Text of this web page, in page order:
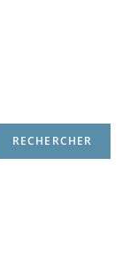
RECHERCHER